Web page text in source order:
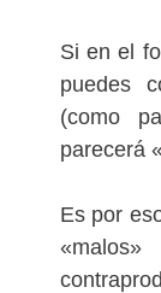
Si en el
puedes
(como
parecerá
Es por